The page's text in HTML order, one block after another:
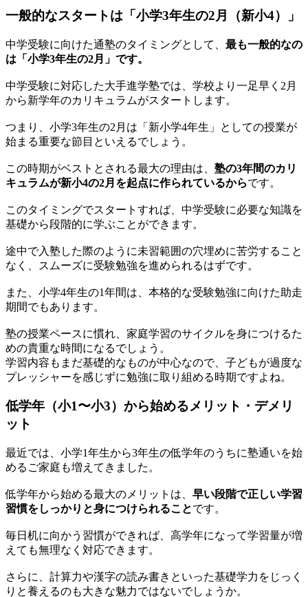
一般的なスタートは「小学3年生の2月（新小4）」
中学受験に向けた通塾のタイミングとして、 最も一般的なの
は「小学3年生の2月」です。
中学受験に対応した大手進学塾では、学校より一足早く2月
から新学年のカリキュラムがスタートします。
つまり、小学3年生の2月は「新小学4年生」としての授業が
始まる重要な節目といえるでしょう。
この時期がベストとされる最大の理由は、 塾の3年間のカリ
キュラムが新小4の2月を起点に作られているからです。
このタイミングでスタートすれば、中学受験に必要な知識を
基礎から段階的に学ぶことができます。
途中で入塾した際のように未習範囲の穴埋めに苦労すること
なく、スムーズに受験勉強を進められるはずです。
また、小学4年生の1年間は、本格的な受験勉強に向けた助走
期間でもあります。
塾の授業ペースに慣れ、家庭学習のサイクルを身につけるた
めの貴重な時間になるでしょう。
学習内容もまだ基礎的なものが中心なので、子どもが過度な
プレッシャーを感じずに勉強に取り組める時期ですよね。
低学年（小1〜小3）から始めるメリット・デメリ
ット
最近では、小学1年生から3年生の低学年のうちに塾通いを始
めるご家庭も増えてきました。
低学年から始める最大のメリットは、 早い段階で正しい学習
習慣をしっかりと身につけられることです。
毎日机に向かう習慣ができれば、高学年になって学習量が増
えても無理なく対応できます。
さらに、計算力や漢字の読み書きといった基礎学力をじっく
りと養えるのも大きな魅力ではないでしょうか。